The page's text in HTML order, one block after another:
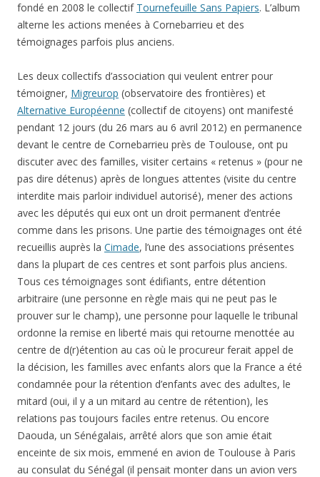
fondé en 2008 le collectif Tournefeuille Sans Papiers. L’album
alterne les actions menées à Cornebarrieu et des
témoignages parfois plus anciens.
Les deux collectifs d’association qui veulent entrer pour
témoigner, Migreurop (observatoire des frontières) et
Alternative Européenne (collectif de citoyens) ont manifesté
pendant 12 jours (du 26 mars au 6 avril 2012) en permanence
devant le centre de Cornebarrieu près de Toulouse, ont pu
discuter avec des familles, visiter certains « retenus » (pour ne
pas dire détenus) après de longues attentes (visite du centre
interdite mais parloir individuel autorisé), mener des actions
avec les députés qui eux ont un droit permanent d’entrée
comme dans les prisons. Une partie des témoignages ont été
recueillis auprès la Cimade, l’une des associations présentes
dans la plupart de ces centres et sont parfois plus anciens.
Tous ces témoignages sont édifiants, entre détention
arbitraire (une personne en règle mais qui ne peut pas le
prouver sur le champ), une personne pour laquelle le tribunal
ordonne la remise en liberté mais qui retourne menottée au
centre de d(r)étention au cas où le procureur ferait appel de
la décision, les familles avec enfants alors que la France a été
condamnée pour la rétention d’enfants avec des adultes, le
mitard (oui, il y a un mitard au centre de rétention), les
relations pas toujours faciles entre retenus. Ou encore
Daouda, un Sénégalais, arrêté alors que son amie était
enceinte de six mois, emmené en avion de Toulouse à Paris
au consulat du Sénégal (il pensait monter dans un avion vers